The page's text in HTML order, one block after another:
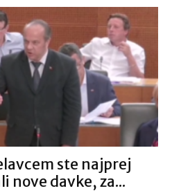
ste najprej
nove davke, za...